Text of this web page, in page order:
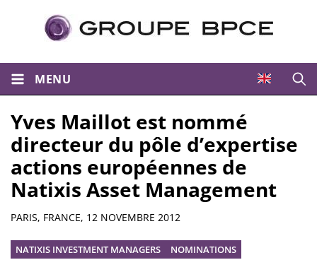
MENU
Yves Maillot est nommé
directeur du pôle d’expertise
actions européennes de
Natixis Asset Management
Résumé
PARIS, FRANCE, 12 NOVEMBRE 2012
NATIXIS INVESTMENT MANAGERS NOMINATIONS